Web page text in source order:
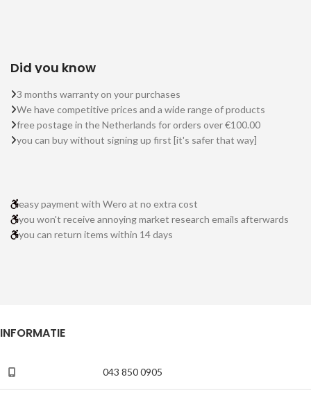
Did you know
3 months warranty on your purchases
We have competitive prices and a wide range of products
free postage in the Netherlands for orders over €100.00
you can buy without signing up first [it's safer that way]
easy payment with Wero at no extra cost
you won't receive annoying market research emails afterwards
you can return items within 14 days
INFORMATIE
043 850 0905